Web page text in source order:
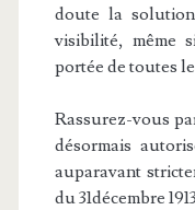
doute la
visibilité, même
portée de toutes
Rassurez-vous
désormais
auparavant
du 31décembre